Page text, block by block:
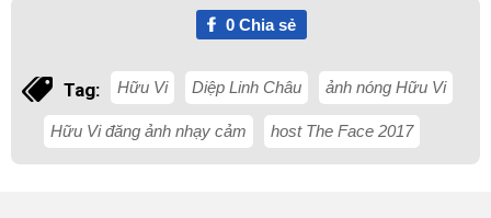
0Chia sẻ
Tag: Hữu Vi Diệp Linh Châu ảnh nóng Hữu Vi
Hữu Vi đăng ảnh nhạy cảm host The Face 2017